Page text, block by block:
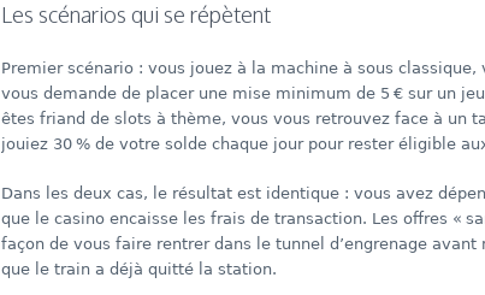
Les scénarios qui se répètent
Premier scénario : vous jouez à la machine à sous
vous demande de placer une mise minimum de 5 € sur un
êtes friand de slots à thème, vous vous retrouvez face à un
jouiez 30 % de votre solde chaque jour pour rester éligible
Dans les deux cas, le résultat est identique : vous avez
que le casino encaisse les frais de transaction. Les offres «
façon de vous faire rentrer dans le tunnel d’engrenage
que le train a déjà quitté la station.